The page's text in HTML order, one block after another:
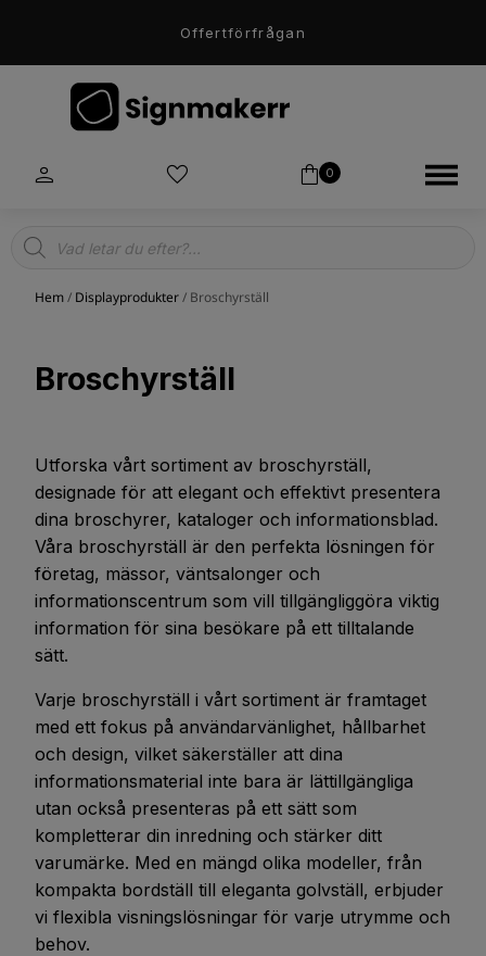
Offertförfrågan
0
Products
search
Hem/ Displayprodukter/ Broschyrställ
Broschyrställ
Utforska vårt sortiment av broschyrställ,
designade för att elegant och effektivt presentera
dina broschyrer, kataloger och informationsblad.
Våra broschyrställ är den perfekta lösningen för
företag, mässor, väntsalonger och
informationscentrum som vill tillgängliggöra viktig
information för sina besökare på ett tilltalande
sätt.
Varje broschyrställ i vårt sortiment är framtaget
med ett fokus på användarvänlighet, hållbarhet
och design, vilket säkerställer att dina
informationsmaterial inte bara är lättillgängliga
utan också presenteras på ett sätt som
kompletterar din inredning och stärker ditt
varumärke. Med en mängd olika modeller, från
kompakta bordställ till eleganta golvställ, erbjuder
vi flexibla visningslösningar för varje utrymme och
behov.